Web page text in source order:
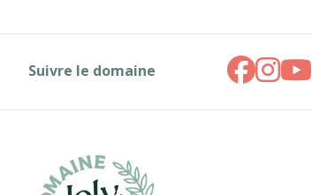
Suivre le domaine